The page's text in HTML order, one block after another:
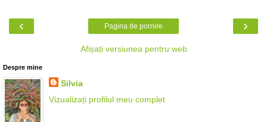
‹ ›
Pagina de pornire
Afișați versiunea pentru web
Despre mine
Silvia
Vizualizați profilul meu complet